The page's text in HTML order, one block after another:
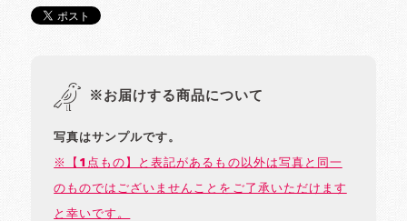
※お届けする商品について
写真はサンプルです。
※【1点もの】と表記があるもの以外は写真と同一
のものではございませんことをご了承いただけます
と幸いです。